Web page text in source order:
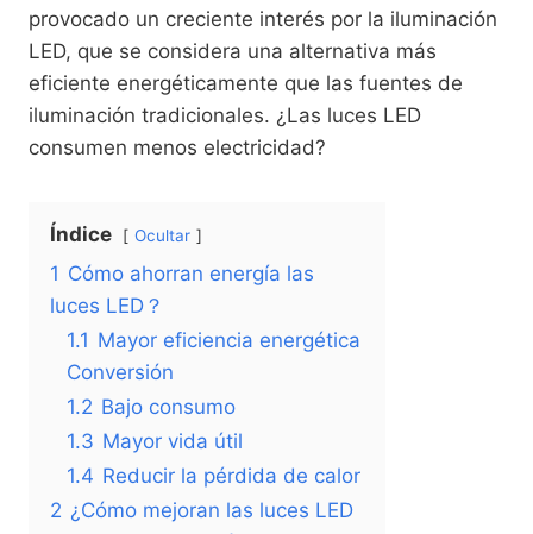
provocado un creciente interés por la iluminación
LED, que se considera una alternativa más
eficiente energéticamente que las fuentes de
iluminación tradicionales. ¿Las luces LED
consumen menos electricidad?
Índice Ocultar
1 Cómo ahorran energía las
luces LED？
1.1 Mayor eficiencia energética
Conversión
1.2 Bajo consumo
1.3 Mayor vida útil
1.4 Reducir la pérdida de calor
2 ¿Cómo mejoran las luces LED